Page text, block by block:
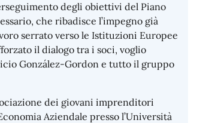
degli obiettivi del Piano
che ribadisce l’impegno già
serrato verso le Istituzioni Europee
il dialogo tra i soci, voglio
González-Gordon e tutto il gruppo
dei giovani imprenditori
Aziendale presso l’Università